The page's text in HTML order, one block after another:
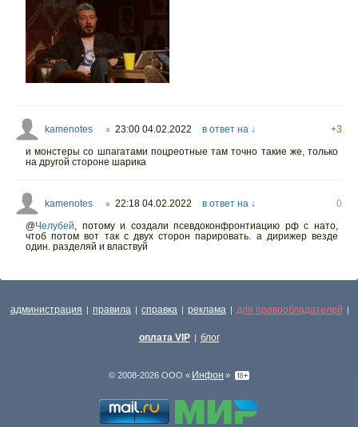
kamenotes ○ 23:00 04.02.2022 в ответ на ↓
+3
и монстеры со шпагатами поцреотные там точно такие же, только
на другой стороне шарика
kamenotes ○ 22:18 04.02.2022 в ответ на ↓
0
@Челубей, потому и создали псевдоконфронтиацию рф с нато,
чтоб потом вот так с двух сторон парировать. а дирижер везде
один. разделяй и властвуй
администрация | правила | справка | реклама | для правообладателей |
оплата VIP | блог
© 2008-2026 ООО « Инфон »